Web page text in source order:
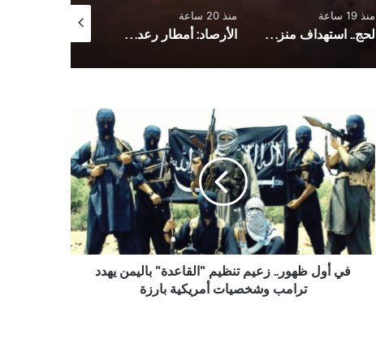
منذ 19 ساعة
لحج.. استهداف منزل برلماني بقنبلة هجومية
منذ 20 ساعة
الأرصاد: أمطار رعدية مصحوبة بحبات البرد ورياح هابطة
منذ يوم واحد
في
أول
ظهور..
زعيم
تنظيم
"القاعدة"
باليمن
يهدد
ترامب
وشخصياتفي أول ظهور.. زعيم تنظيم "القاعدة" باليمن يهدد
ترامب وشخصيات أمريكية بارزة